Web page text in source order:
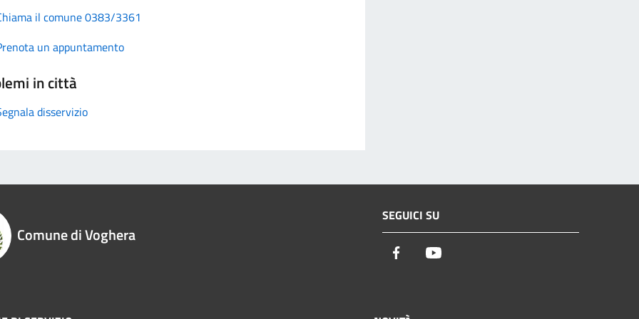
il comune 0383/3361
un appuntamento
in città
disservizio
Comune di Voghera
SEGUICI SU
Facebook